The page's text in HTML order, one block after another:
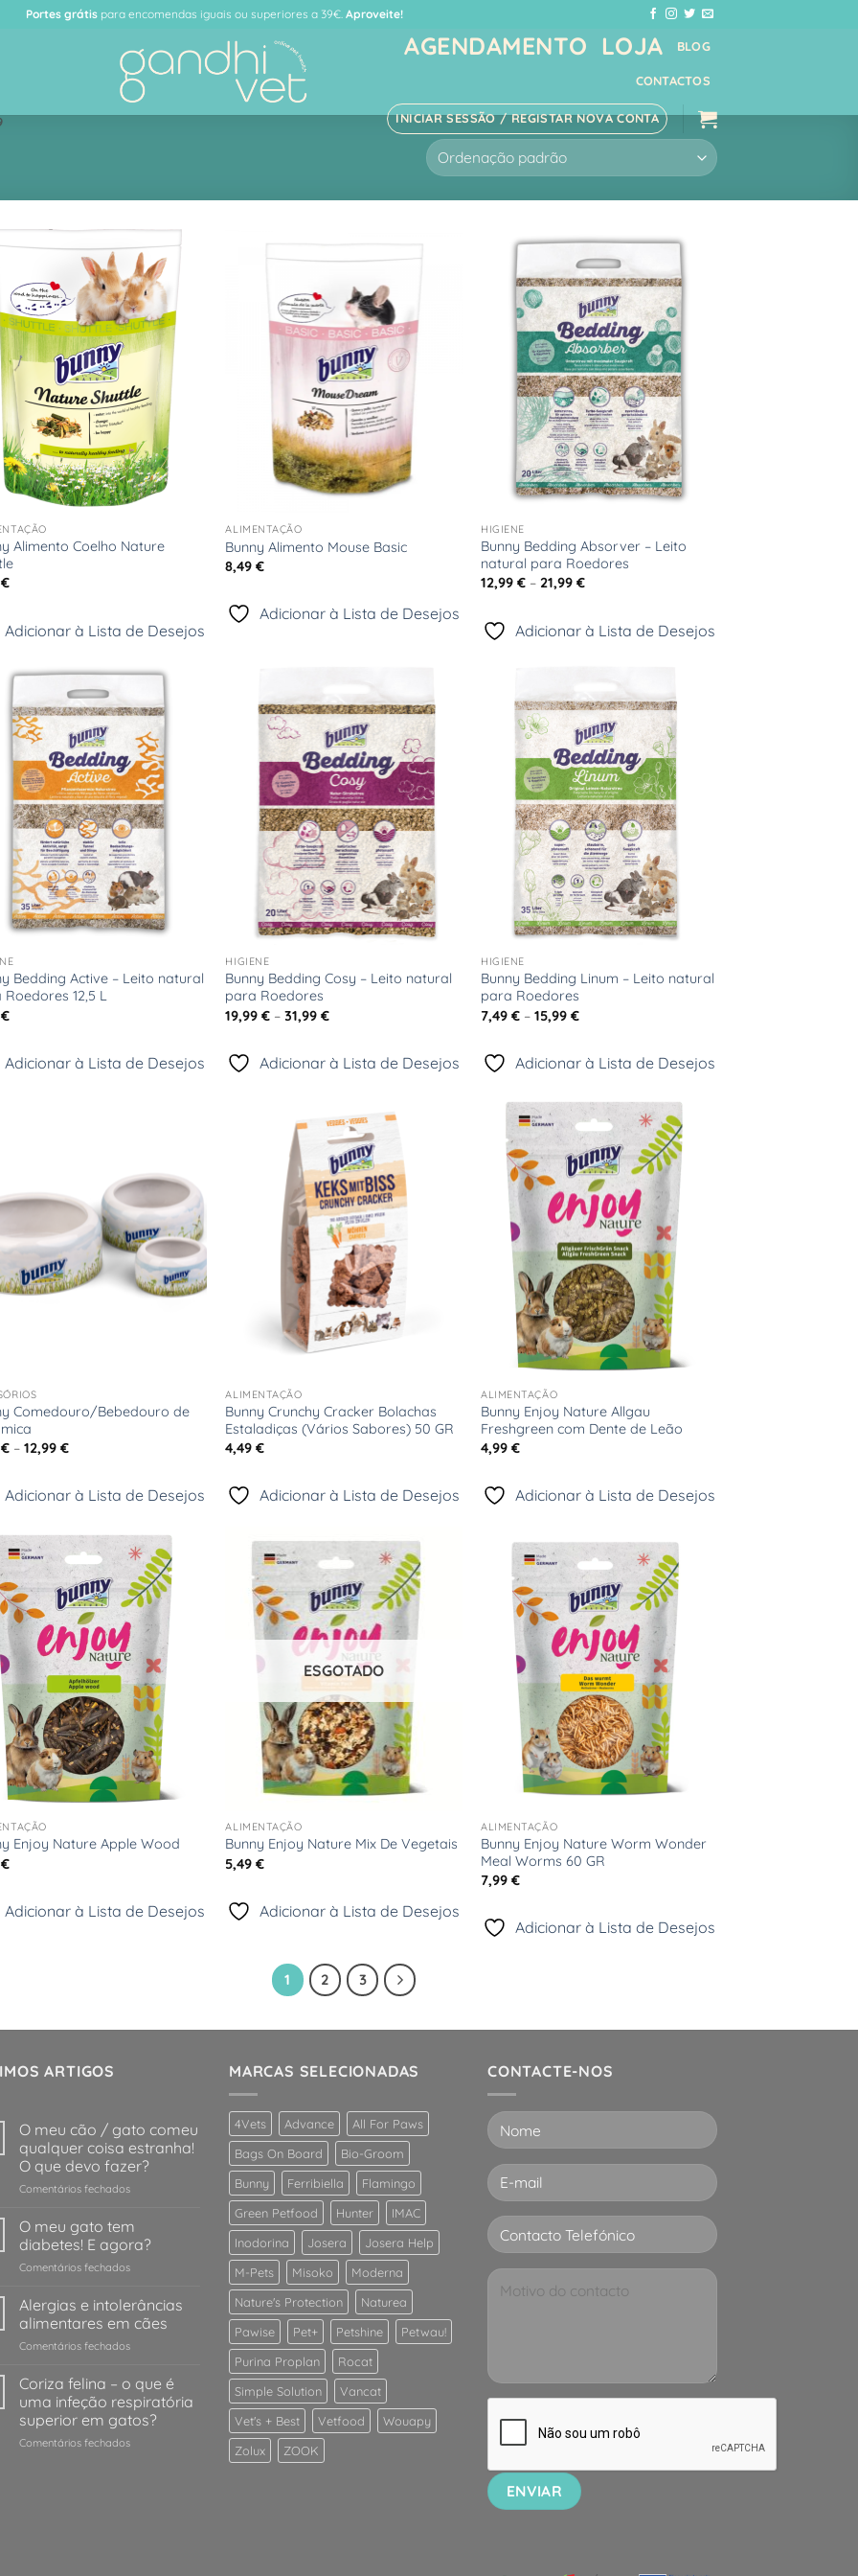
Portes grátis para encomendas iguais ou superiores a 39€. Aproveite!
AGENDAMENTO LOJA BLOG
CONTACTOS
INICIAR SESSÃO / REGISTAR NOVA CONTA
Adicionar
à Lista
de
Desejos
Alimento Coelho Nature
€
Adicionar à Lista de Desejos
Desejos
ALIMENTAÇÃO
Bunny Alimento Mouse Basic
8,49€
Adicionar à Lista de Desejos
Adicionar
à Lista
de
Desejos
HIGIENE
Bunny Bedding Absorver – Leito
natural para Roedores
12,99€ – 21,99€Price
through
21,99 €
Adicionar à Lista de Desejos
Adicionar
à Lista
Desejos
Bedding Active – Leito natural
12,5 L
€
Adicionar à Lista de Desejos
Adicionar
à Lista
de
Desejos
HIGIENE
Bunny Bedding Cosy – Leito natural
para Roedores
19,99€ – 31,99€Price
through
31,99 €
Adicionar à Lista de Desejos
Adicionar
à Lista
de
Desejos
HIGIENE
Bunny Bedding Linum – Leito natural
para Roedores
7,49€ – 15,99€Price
through
15,99 €
Adicionar à Lista de Desejos
de
Desejos
Comedouro/Bebedouro de
€ – 12,99 €Price
through
12,99 €
Adicionar à Lista de Desejos
Desejos
ALIMENTAÇÃO
Bunny Crunchy Cracker Bolachas
Estaladiças (Vários Sabores) 50 GR
4,49€
Adicionar à Lista de Desejos
Adicionar
à Lista
ALIMENTAÇÃO
Bunny Enjoy Nature Allgau
Freshgreen com Dente de Leão
4,99€
Adicionar à Lista de Desejos
Adicionar
à Lista
Enjoy Nature Apple Wood
€
Adicionar à Lista de Desejos
Adicionar
à Lista
ESGOTADO
ALIMENTAÇÃO
Bunny Enjoy Nature Mix De Vegetais
5,49€
Adicionar à Lista de Desejos
Adicionar
à Lista
Desejos
ALIMENTAÇÃO
Bunny Enjoy Nature Worm Wonder
Meal Worms 60 GR
7,99€
Adicionar à Lista de Desejos
1 2 3
ARTIGOS
O meu cão / gato comeu
qualquer coisa estranha!
O que devo fazer?
Comentários fechadosem
meu
cão
/
gato
qualquer
coisa
O
devo
fazer?
O meu gato tem
diabetes! E agora?
Comentários fechadosem
meu
gato
tem
diabetes!
agora?
Alergias e intolerâncias
alimentares em cães
Comentários fechadosem
intolerâncias
alimentares
em
cães
Coriza felina – o que é
uma infeção respiratória
superior em gatos?
Comentários fechadosem
MARCAS SELECIONADAS
4Vets Advance
All For Paws
Bags On Board
Bio-Groom
Bunny
Ferribiella
Flamingo
Green Petfood
Hunter
IMAC
Inodorina
Josera
Josera Help
M-Pets
Misoko
Moderna
Nature's Protection
Naturea
Pawise
Pet+ Petshine
Petwau!
Purina Proplan
Rocat
Simple Solution
Vancat
Vet's + Best
Vetfood
Wouapy
Zolux
ZOOK
CONTACTE-NOS